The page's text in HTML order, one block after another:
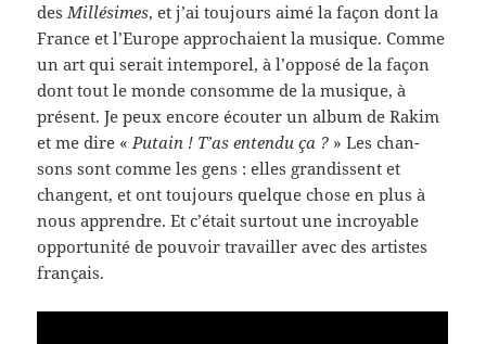
desMil­lésimes, et j’ai tou­jours aimé la façon dont la
France et l’Europe approchaient la musique. Comme
un art qui serait intem­porel, à l’opposé de la façon
dont tout le monde con­somme de la musique, à
présent. Je peux encore écouter un album de Rakim
et me dire «Putain ! T’as entendu ça ? » Les chan­
sons sont comme les gens : elles gran­dis­sent et
changent, et ont tou­jours quelque chose en plus à
nous appren­dre. Et c’était surtout une incroy­able
oppor­tu­nité de pou­voir tra­vailler avec des artistes
français.